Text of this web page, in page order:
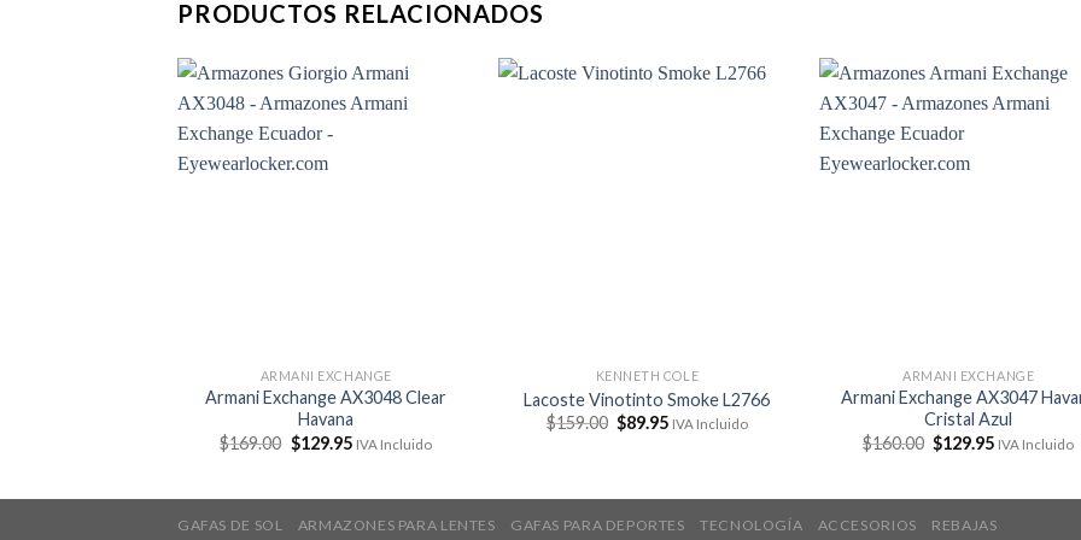
PRODUCTOS RELACIONADOS
ARMANI EXCHANGE
Armani Exchange AX3048 Clear
Havana
$169.00 El
precio
$129.95ElIVA Incluido
KENNETH COLE
Lacoste Vinotinto Smoke L2766
$159.00 El
precio
$89.95ElIVA Incluido
ARMANI EXCHANGE
Armani Exchange AX3047
Cristal Azul
$160.00 El
precio
$129.95ElIVA Incluido
GAFAS DE SOL ARMAZONES PARA LENTES GAFAS PARA DEPORTES TECNOLOGÍA ACCESORIOS REBAJAS